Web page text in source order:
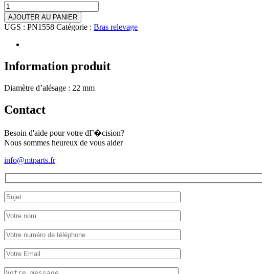
quantité
de
Rotule
d'attelage
catégorie
AJOUTER AU PANIER
UGS : PN1558 Catégorie : Bras relevage
Information produit
Diamètre d’alésage : 22 mm
Contact
Besoin d'aide pour votre dГ�cision?
Nous sommes heureux de vous aider
info@mtparts.fr